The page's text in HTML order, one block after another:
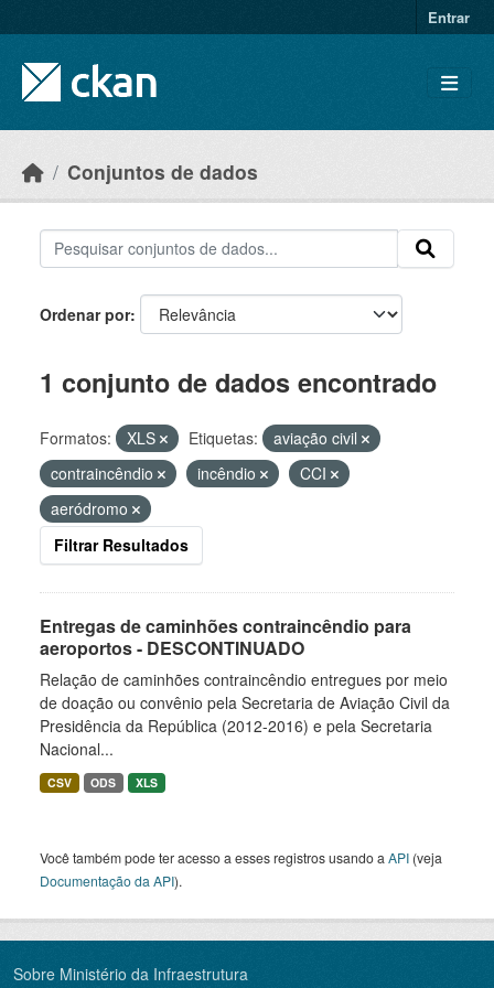
Entrar
Conjuntos de dados
Ordenar por
1 conjunto de dados encontrado
Formatos: XLS Etiquetas:
aviação civil
contraincêndio
incêndio
CCI
aeródromo
Filtrar Resultados
Entregas de caminhões contraincêndio para
aeroportos - DESCONTINUADO
Relação de caminhões contraincêndio entregues por meio
de doação ou convênio pela Secretaria de Aviação Civil da
Presidência da República (2012-2016) e pela Secretaria
Nacional...
CSV ODS XLS
Você também pode ter acesso a esses registros usando a API (veja
Documentação da API).
Sobre Ministério da Infraestrutura